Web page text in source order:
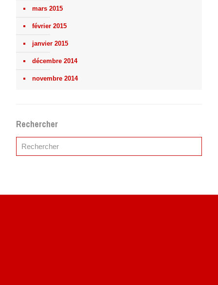
mars 2015
février 2015
janvier 2015
décembre 2014
novembre 2014
Rechercher